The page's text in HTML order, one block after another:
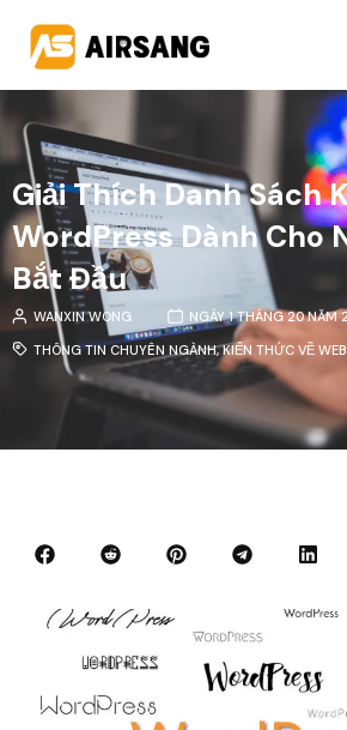
Giải Thích Danh Sách
WordPress Dành Cho
Bắt Đầu
WANXIN WONG
NGÀY 1 THÁNG 20 NĂM
THÔNG TIN CHUYÊN NGÀNH,KIẾN THỨC VỀ WEB